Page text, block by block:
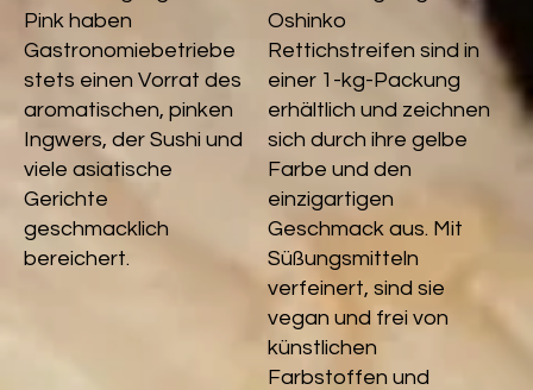
Pink haben
Gastronomiebetriebe
stets einen Vorrat des
aromatischen, pinken
Ingwers, der Sushi und
viele asiatische
Gerichte
geschmacklich
bereichert.
Oshinko
Rettichstreifen sind in
einer 1-kg-Packung
erhältlich und zeichnen
sich durch ihre gelbe
Farbe und den
einzigartigen
Geschmack aus. Mit
Süßungsmitteln
verfeinert, sind sie
vegan und frei von
künstlichen
Farbstoffen und